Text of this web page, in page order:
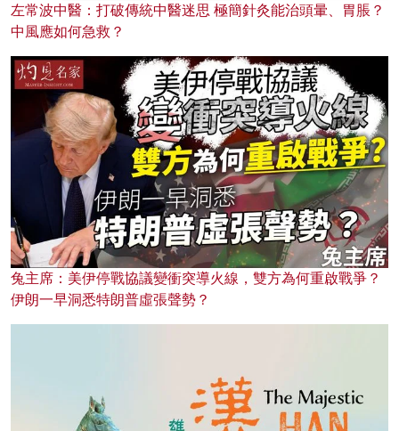
左常波中醫：打破傳統中醫迷思 極簡針灸能治頭暈、胃脹？
中風應如何急救？
兔主席：美伊停戰協議變衝突導火線，雙方為何重啟戰爭？
伊朗一早洞悉特朗普虛張聲勢？